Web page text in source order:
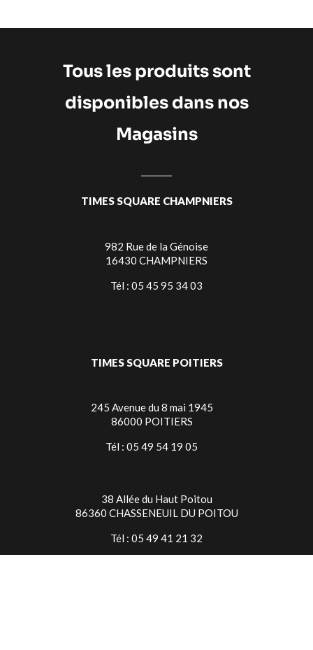
Tous les produits sont
disponibles dans nos
Magasins
TIMES SQUARE CHAMPNIERS
982 Rue de la Génoise
16430 CHAMPNIERS
Tél : 05 45 95 34 03
TIMES SQUARE POITIERS
245 Avenue du 8 mai 1945
86000 POITIERS
Tél : 05 49 54 19 05
38 Allée du Haut Poitou
86360 CHASSENEUIL DU POITOU
Tél : 05 49 41 21 32